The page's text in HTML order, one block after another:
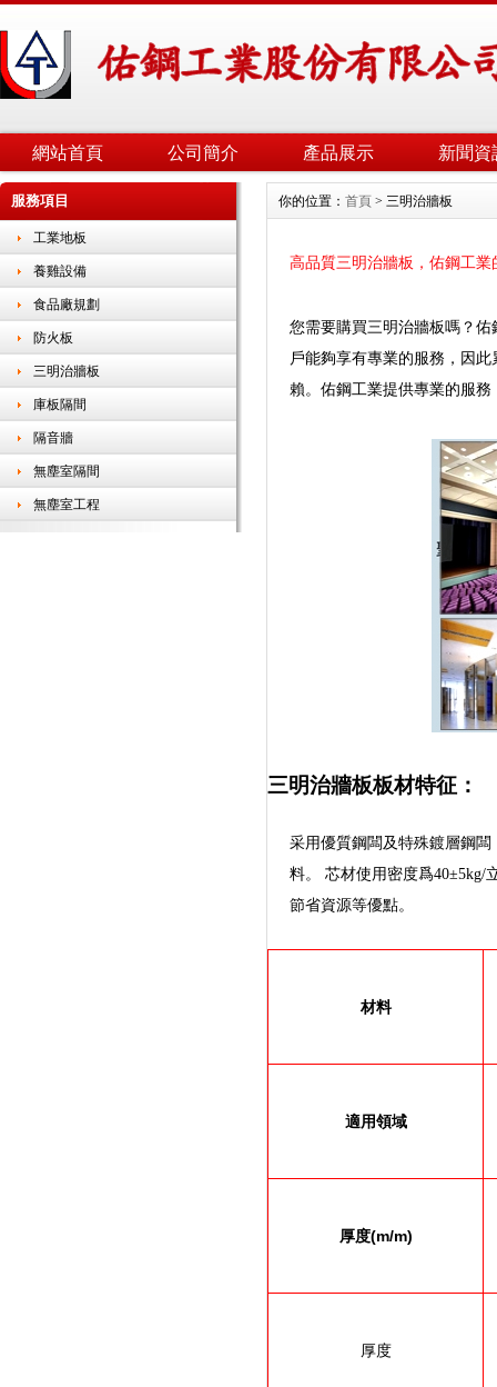
網站首頁 公司簡介 產品展示 新聞資
服務項目
工業地板
養雞設備
食品廠規劃
防火板
三明治牆板
庫板隔間
隔音牆
無塵室隔間
無塵室工程
你的位置： 首頁 > 三明治牆板
高品質三明治牆板，佑鋼工
您需要購買三明治牆板嗎？
戶能夠享有專業的服務，因
賴。佑鋼工業提供專業的服
三明治牆板板材特征：
采用優質鋼闆及特殊鍍層鋼
料。 芯材使用密度爲40±5kg/
節省資源等優點。
材料
適用領域
厚度(m/m)
厚度